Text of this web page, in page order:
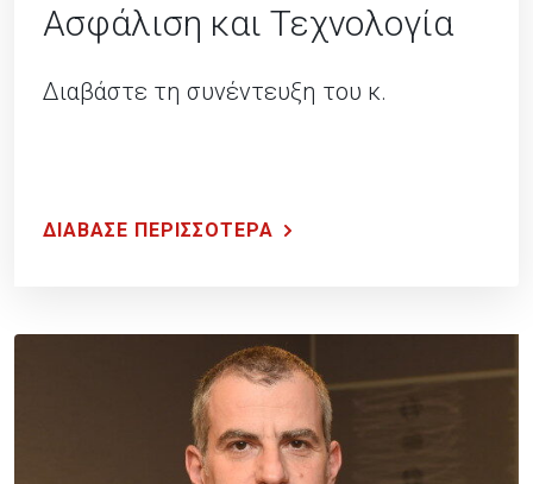
Ασφάλιση και Τεχνολογία
Διαβάστε τη συνέντευξη του κ.
ΔΙΑΒΑΣΕ ΠΕΡΙΣΣΟΤΕΡΑ